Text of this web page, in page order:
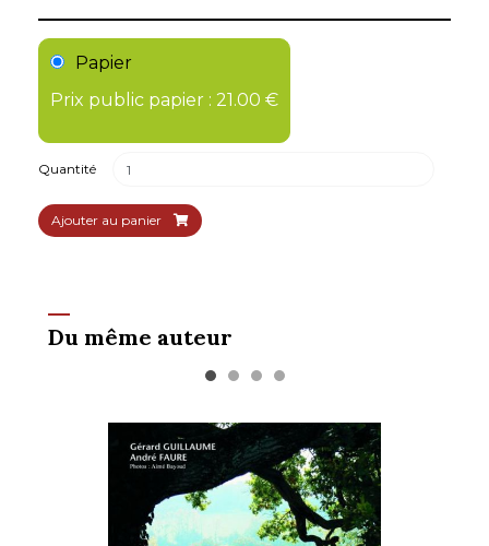
Papier
Prix public papier : 21.00 €
Quantité
Ajouter au panier
Du même auteur